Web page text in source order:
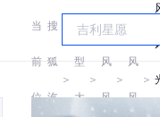
当
前
位
搜
狐
汽
＞
车
型
大
＞
东
风
风
＞
风
风
＞